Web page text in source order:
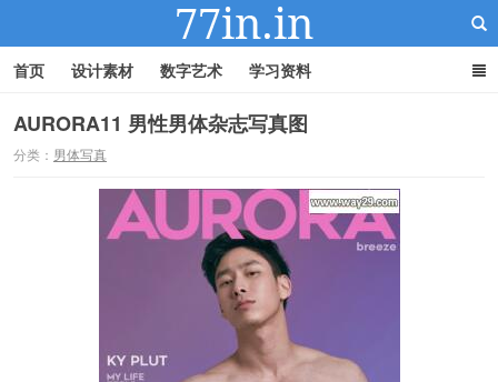
首页 设计素材 数字艺术 学习资料
AURORA11 男性男体杂志写真图
分类： 男体写真